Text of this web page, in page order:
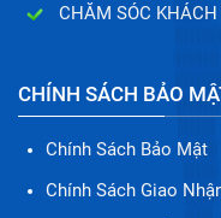
CHĂM SÓC
CHÍNH SÁCH BẢO
Chính Sách Bảo Mật
Chính Sách Giao